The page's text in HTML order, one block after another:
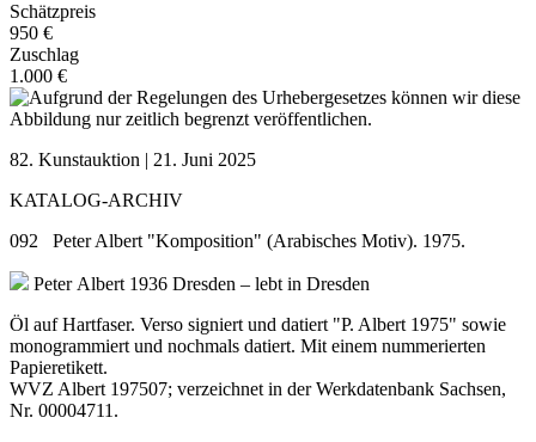
Schätzpreis
950 €
Zuschlag
1.000 €
82. Kunstauktion | 21. Juni 2025
KATALOG-ARCHIV
092 Peter Albert "Komposition" (Arabisches Motiv). 1975.
Peter Albert 1936 Dresden – lebt in Dresden
Öl auf Hartfaser. Verso signiert und datiert "P. Albert 1975" sowie
monogrammiert und nochmals datiert. Mit einem nummerierten
Papieretikett.
WVZ Albert 197507; verzeichnet in der Werkdatenbank Sachsen,
Nr. 00004711.